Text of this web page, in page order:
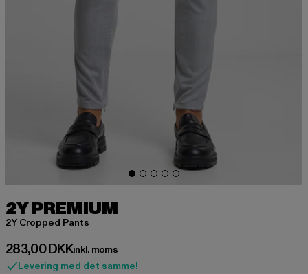
2Y PREMIUM
2Y Cropped Pants
283,00 DKK
Nuværende pris: 283,00 DKK
inkl. moms
Levering med det samme!